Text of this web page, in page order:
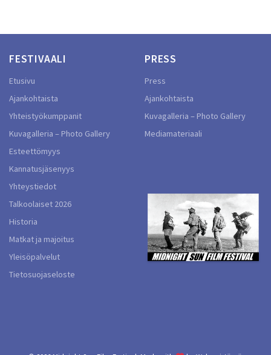
FESTIVAALI
Etusivu
Ajankohtaista
Yhteistyökumppanit
Kuvagalleria – Photo Gallery
Esteettömyys
Kannatusjäsenyys
Yhteystiedot
Talkoolaiset 2026
Historia
Matkat ja majoitus
Yleisöpalvelut
Tietosuojaseloste
PRESS
Press
Ajankohtaista
Kuvagalleria – Photo Gallery
Mediamateriaali